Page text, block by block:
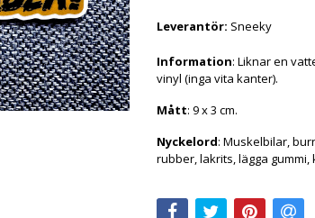
Leverantör: Sneeky
Information: Liknar en
vinyl (inga vita kanter).
Mått: 9 x 3 cm.
Nyckelord: Muskelbilar,
rubber, lakrits, lägga